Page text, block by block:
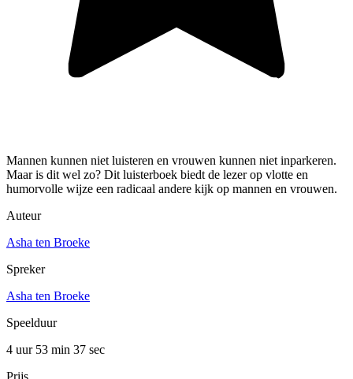
Mannen kunnen niet luisteren en vrouwen kunnen niet inparkeren.
Maar is dit wel zo? Dit luisterboek biedt de lezer op vlotte en
humorvolle wijze een radicaal andere kijk op mannen en vrouwen.
Auteur
Asha ten Broeke
Spreker
Asha ten Broeke
Speelduur
4 uur 53 min 37 sec
Prijs